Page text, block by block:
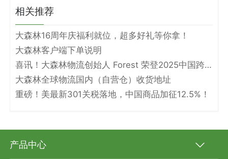
相关推荐
大森林16周年庆福利就位，超多好礼等你拿！
大森林客户端下单说明
喜讯！大森林物流创始人 Forest 荣登2025中国跨境电商物流名人堂！
大森林全球物流国内（自营仓）收货地址
重磅！美最新301关税落地，中国商品加征12.5%！
产品中心